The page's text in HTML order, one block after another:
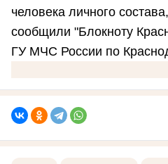
человека личного
сообщили "Блокноту
ГУ МЧС России по